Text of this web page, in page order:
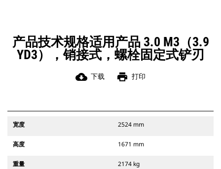
产品技术规格适用产品 3.0 M3（3.9
YD3），销接式，螺栓固定式铲刃
cloud_download 下载 print 打印
宽度 2524 mm
高度 1671 mm
重量 2174 kg